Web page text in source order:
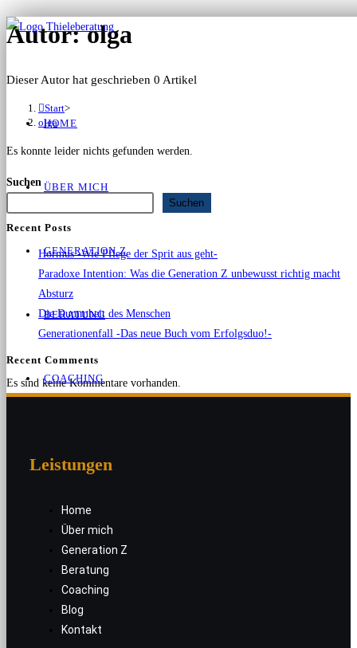
HOME
ÜBER MICH
GENERATION Z
BERATUNG
COACHING
KONTAKT
Autor:olga
Dieser Autor hat geschrieben 0 Artikel
Start>
olga
Es konnte leider nichts gefunden werden.
Suchen
Suchen
Recent Posts
Hormus -Wie Pflege der Sprit aus geht-
Paradoxe Intention: Was die Generation Z unbewusst richtig macht
Absturz
Die Dummheit des Menschen
Generationenfall -Das neue Buch vom Erfolgsduo!-
Recent Comments
Es sind keine Kommentare vorhanden.
Leistungen
Home
Über mich
Generation Z
Beratung
Coaching
Blog
Kontakt